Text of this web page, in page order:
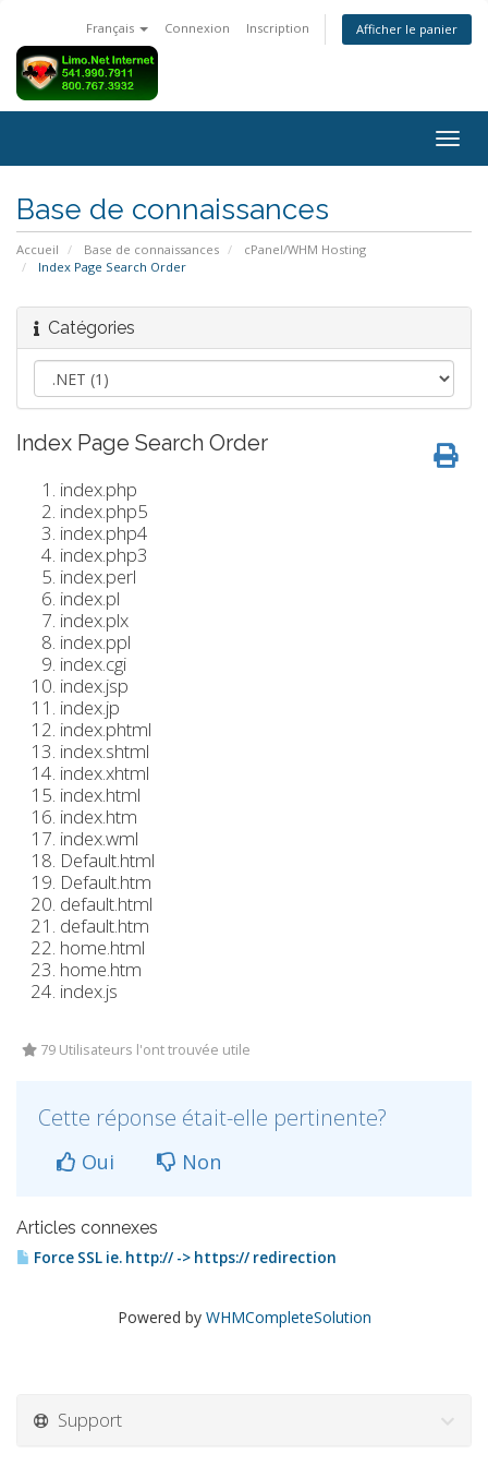
Français Connexion Inscription Afficher le panier
la
Base de connaissances
Accueil Base de connaissances
cPanel/WHM Hosting
Index Page Search Order
Catégories
Index Page Search Order
index.php
index.php5
index.php4
index.php3
index.perl
index.pl
index.plx
index.ppl
index.cgi
index.jsp
index.jp
index.phtml
index.shtml
index.xhtml
index.html
index.htm
index.wml
Default.html
Default.htm
default.html
default.htm
home.html
home.htm
index.js
79 Utilisateurs l'ont trouvée utile
Cette réponse était-elle pertinente?
Oui Non
Articles connexes
Force SSL ie. http:// -> https:// redirection
Powered by WHMCompleteSolution
Support